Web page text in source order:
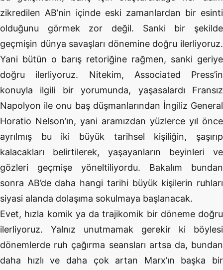
zikredilen AB’nin içinde eski zamanlardan bir esinti
olduğunu görmek zor değil. Sanki bir şekilde
geçmişin dünya savaşları dönemine doğru ilerliyoruz.
Yani bütün o barış retoriğine rağmen, sanki geriye
doğru ilerliyoruz. Nitekim, Associated Press’in
konuyla ilgili bir yorumunda, yaşasalardı Fransız
Napolyon ile onu baş düşmanlarından İngiliz General
Horatio Nelson’ın, yani aramızdan yüzlerce yıl önce
ayrılmış bu iki büyük tarihsel kişiliğin, şaşırıp
kalacakları belirtilerek, yaşayanların beyinleri ve
gözleri geçmişe yöneltiliyordu. Bakalım bundan
sonra AB’de daha hangi tarihi büyük kişilerin ruhları
siyasi alanda dolaşıma sokulmaya başlanacak.
Evet, hızla komik ya da trajikomik bir döneme doğru
ilerliyoruz. Yalnız unutmamak gerekir ki böylesi
dönemlerde ruh çağırma seansları artsa da, bundan
daha hızlı ve daha çok artan Marx’ın başka bir